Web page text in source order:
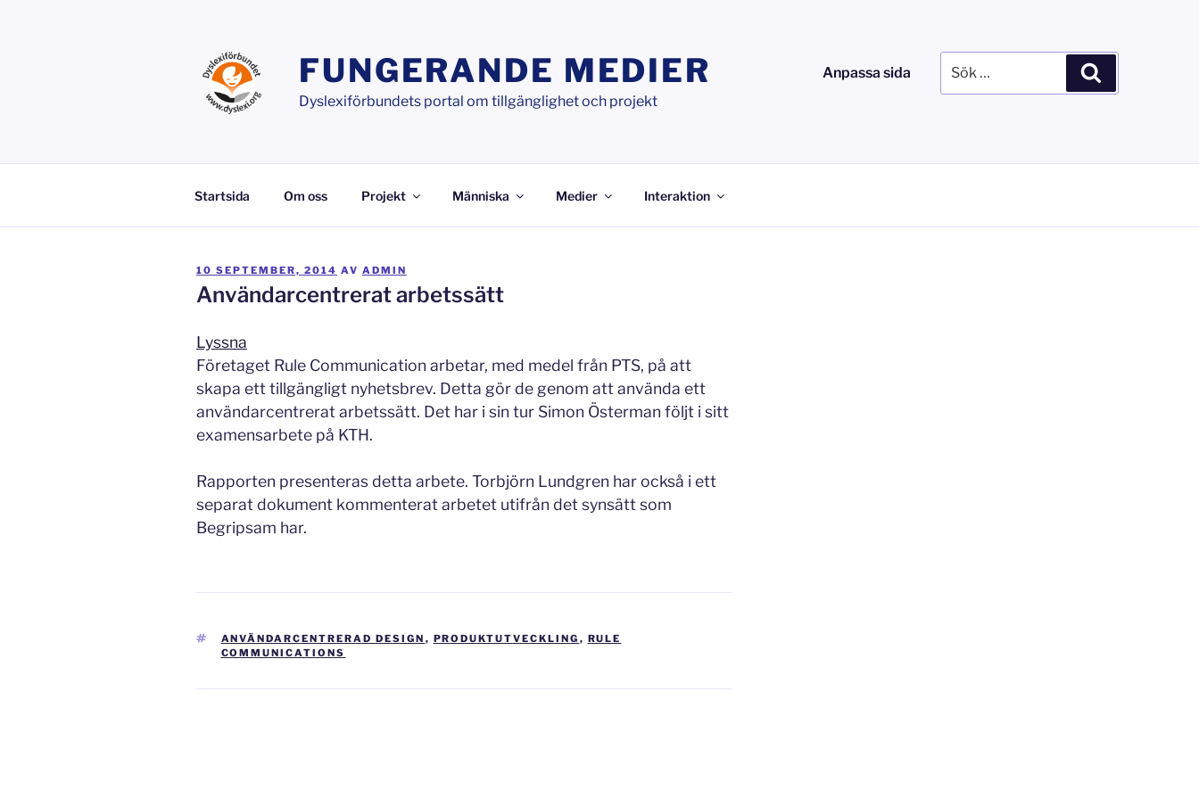
FUNGERANDE MEDIER
Dyslexiförbundets portal om tillgänglighet och projekt
Anpassa sida
efter:
Startsida Om oss Projekt Människa Medier Interaktion
PUBLICERAT
10 SEPTEMBER, 2014 AV ADMIN
Användarcentrerat arbetssätt
Lyssna
Företaget Rule Communication arbetar, med medel från PTS, på att
skapa ett tillgängligt nyhetsbrev. Detta gör de genom att använda ett
användarcentrerat arbetssätt. Det har i sin tur Simon Österman följt i sitt
examensarbete på KTH.
Rapporten presenteras detta arbete. Torbjörn Lundgren har också i ett
separat dokument kommenterat arbetet utifrån det synsätt som
Begripsam har.
TAGGAR
ANVÄNDARCENTRERAD DESIGN , PRODUKTUTVECKLING , RULE
COMMUNICATIONS